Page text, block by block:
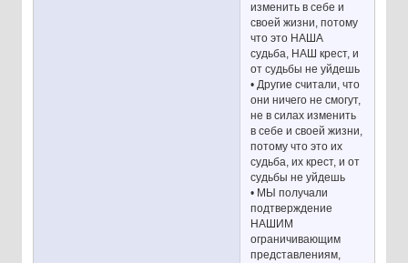
изменить в себе и
своей жизни, потому
что это НАША
судьба, НАШ крест, и
от судьбы не уйдешь
• Другие считали, что
они ничего не смогут,
не в силах изменить
в себе и своей жизни,
потому что это их
судьба, их крест, и от
судьбы не уйдешь
• МЫ получали
подтверждение
НАШИМ
ограничивающим
представлениям,